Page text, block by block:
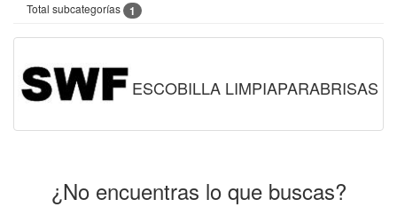
Total subcategorías 1
ESCOBILLA LIMPIAPARABRISAS
¿No encuentras lo que buscas?